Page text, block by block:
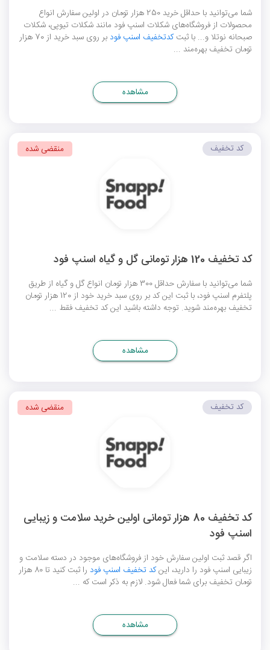
شما می‌توانید با حداقل خرید 250 هزار تومان در اولین سفارش انواع
محصولات از فروشگاه‌های شکلات اسنپ فود مانند شکلات تیوپی، شکلات
صبحانه نوتلا و... با ثبتکدتخفیف اسنپ فود
بر روی سبد خرید از 70 هزار
تومان تخفیف بهره‌مند ...
مشاهده
کد تخفیف 120 هزار تومانی گل و گیاه اسنپ فود
شما می‌توانید با سفارش حداقل 300 هزار تومان انواع گل و گیاه از طریق
پلتفرم اسنپ فود، با ثبت این کد بر روی سبد خرید خود از 120 هزار تومان
تخفیف بهره‌مند شوید. توجه داشته باشید این کد تخفیف فقط ...
کد تخفیف منقضی شده
مشاهده
کد تخفیف 80 هزار تومانی اولین خرید سلامت و زیبایی
اسنپ فود
اگر قصد ثبت اولین سفارش خود از فروشگاه‌های موجود در دسته سلامت و
زیبایی اسنپ فود را دارید، اینکد تخفیف اسنپ فود
را ثبت کنید تا 80 هزار
تومان تخفیف برای شما فعال شود. لازم به ذکر است که ...
کد تخفیف منقضی شده
مشاهده